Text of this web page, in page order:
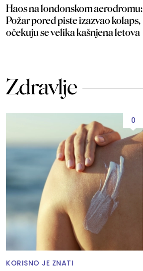
Haos na londonskom aerodromu:
Požar pored piste izazvao kolaps,
očekuju se velika kašnjena letova
Zdravlje
0
KORISNO JE ZNATI